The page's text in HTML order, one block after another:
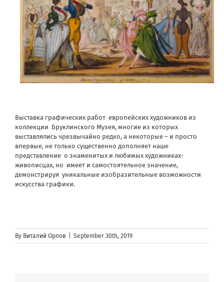
Выставка графических работ европейских художников из
коллекции Бруклинского Музея, многие из которых
выставлялись чрезвычайно редко, а некоторые – и просто
впервые, не только существенно дополняет наше
представление о знаменитых и любимых художниках-
живописцах, но имеет и самостоятельное значение,
демонстрируя уникальные изобразительные возможности
искусства графики.
By Виталий Орлов September 30th, 2019